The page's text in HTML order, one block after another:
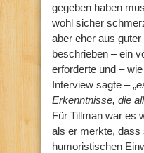
gegeben haben
wohl sicher
aber eher aus
beschrieben – ein
erforderte und –
Interview sagte – „
Erkenntnisse, die
Für Tillman war es
als er merkte, dass
humoristischen